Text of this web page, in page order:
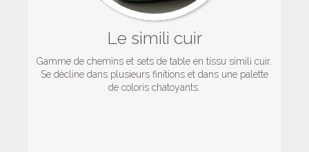
Le simili cuir
Gamme de chemins et sets de table en tissu simili cuir.
Se décline dans plusieurs finitions et dans une palette
de coloris chatoyants.